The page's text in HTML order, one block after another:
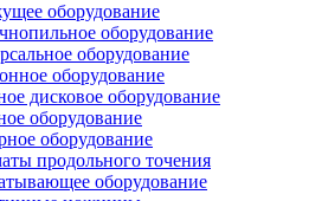
оборудование
оборудование
оборудование
оборудование
дисковое оборудование
оборудование
оборудование
продольного точения
оборудование